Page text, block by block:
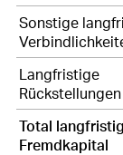
Sonstige
Langfristige
Rückstellungen
Total
Fremdkapital